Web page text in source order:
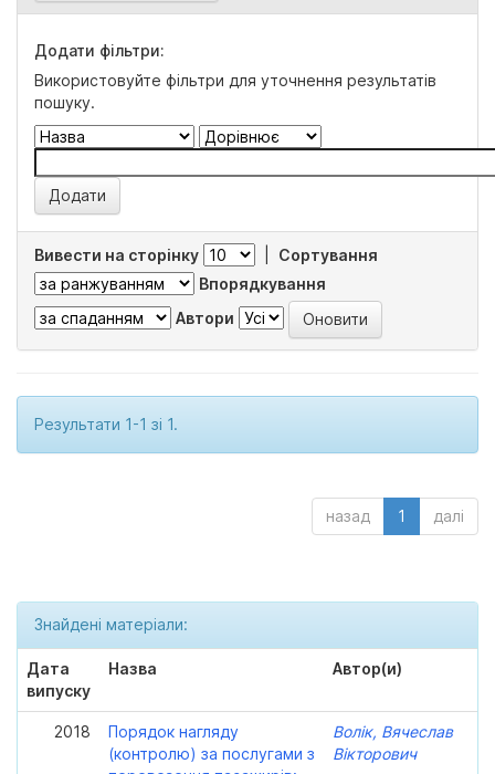
Додати фільтри:
Використовуйте фільтри для уточнення результатів
пошуку.
Вивести на сторінку
Сортування
Впорядкування
Автори
Результати 1-1 зі 1.
назад 1 далі
Знайдені матеріали:
Дата
випуску
Назва Автор(и)
2018
Порядок нагляду
(контролю) за послугами з
Волік, Вячеслав
Вікторович